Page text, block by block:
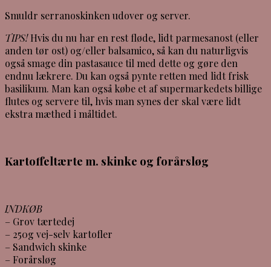
Smuldr serranoskinken udover og server.
TIPS!Hvis du nu har en rest fløde, lidt parmesanost (eller
anden tør ost) og/eller balsamico, så kan du naturligvis
også smage din pastasauce til med dette og gøre den
endnu lækrere. Du kan også pynte retten med lidt frisk
basilikum. Man kan også købe et af supermarkedets billige
flutes og servere til, hvis man synes der skal være lidt
ekstra mæthed i måltidet.
Kartoffeltærte m. skinke og forårsløg
INDKØB
– Grov tærtedej
– 250g vej-selv kartofler
– Sandwich skinke
– Forårsløg